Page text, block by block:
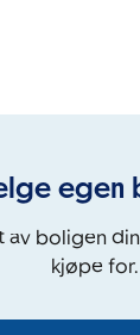
egen
av boligen
kjøpe for.